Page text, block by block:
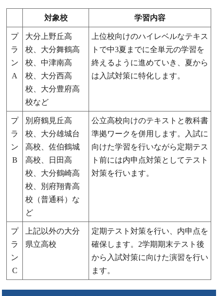
対象校 学習内容
プ
ラ
ン
A
大分上野丘高
校、大分舞鶴高
校、中津南高
校、大分西高
校、大分豊府高
校など
上位校向けのハイレベルなテキス
トで中3夏までに全単元の学習を
終えるように進めていき、夏から
は入試対策に特化します。
プ
ラ
ン
B
別府鶴見丘高
校、大分雄城台
高校、佐伯鶴城
高校、日田高
校、大分鶴崎高
校、別府翔青高
校（普通科）な
ど
公立高校向けのテキストと教科書
準拠ワークを併用します。入試に
向けた学習を行いながら定期テス
ト前には内申点対策としてテスト
対策を行います。
プ
ラ
ン
C
上記以外の大分
県立高校
定期テスト対策を行い、内申点を
確保します。2学期期末テスト後
から入試対策に向けた演習を行い
ます。